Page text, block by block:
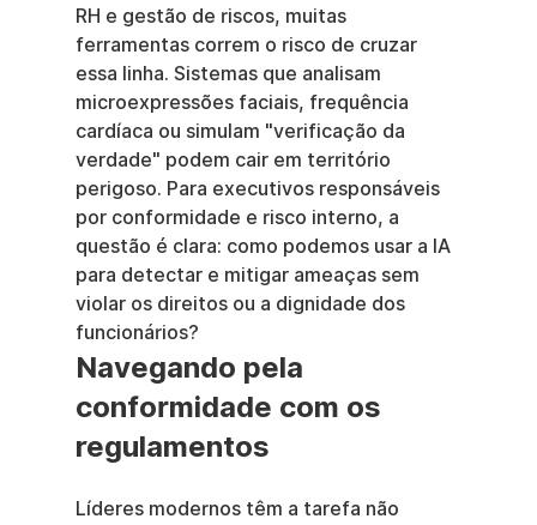
RH e gestão de riscos, muitas
ferramentas correm o risco de cruzar
essa linha. Sistemas que analisam
microexpressões faciais, frequência
cardíaca ou simulam "verificação da
verdade" podem cair em território
perigoso. Para executivos responsáveis
por conformidade e risco interno, a
questão é clara: como podemos usar a IA
para detectar e mitigar ameaças sem
violar os direitos ou a dignidade dos
funcionários?
Navegando pela
conformidade com os
regulamentos
Líderes modernos têm a tarefa não